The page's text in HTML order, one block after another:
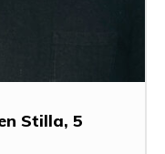
Stilla, 5